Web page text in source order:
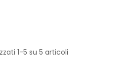
1-5 su 5 articoli